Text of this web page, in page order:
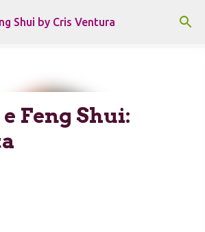
o conteúdo principal
Shui by Cris Ventura
Feng Shui: